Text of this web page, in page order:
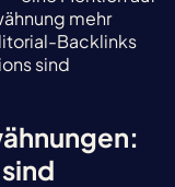
mehr
Backlinks
sind